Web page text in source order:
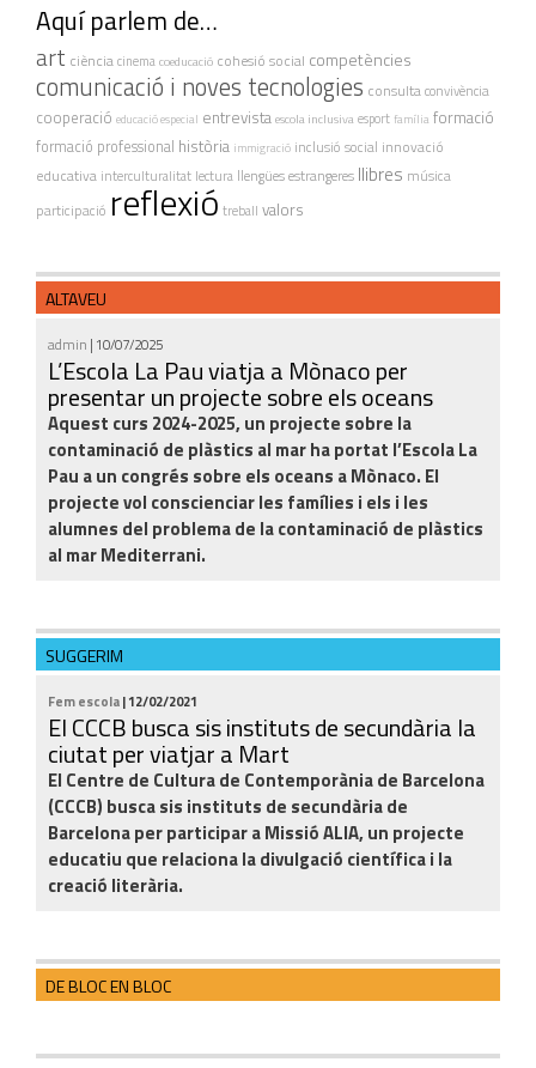
Aquí parlem de…
art ciènciacinemacoeducació cohesió social competències
comunicació i noves tecnologies consultaconvivència
cooperació educació especial entrevistaescola inclusivaesport família formació
formació professional història immigració inclusió social innovació
educativa interculturalitat lectura llengües estrangeres llibres música
participació reflexió treball valors
ALTAVEU
admin | 10/07/2025
L’Escola La Pau viatja a Mònaco per
presentar un projecte sobre els oceans
Aquest curs 2024-2025, un projecte sobre la
contaminació de plàstics al mar ha portat l’Escola La
Pau a un congrés sobre els oceans a Mònaco. El
projecte vol conscienciar les famílies i els i les
alumnes del problema de la contaminació de plàstics
al mar Mediterrani.
SUGGERIM
Fem escola| 12/02/2021
El CCCB busca sis instituts de secundària la
ciutat per viatjar a Mart
El Centre de Cultura de Contemporània de Barcelona
(CCCB) busca sis instituts de secundària de
Barcelona per participar a Missió ALIA, un projecte
educatiu que relaciona la divulgació científica i la
creació literària.
DE BLOC EN BLOC